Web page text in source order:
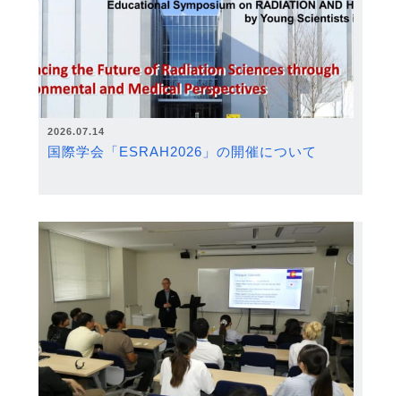
2026.07.14
国際学会「ESRAH2026」の開催について